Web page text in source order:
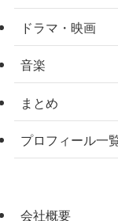
ドラマ・映画
音楽
まとめ
プロフィール一
会社概要